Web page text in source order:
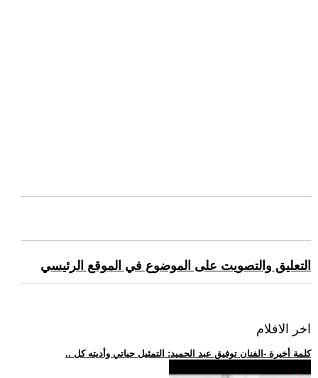
التعليق والتصويت على الموضوع في الموقع الرئيسي
اخر الافلام
.. كلمة أخيرة -الفنان توفيق عبد الحميد: التمثيل حياتي وأديته كل